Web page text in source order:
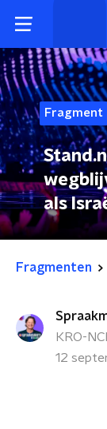
Fragment
als
Fragmenten
KRO-
12